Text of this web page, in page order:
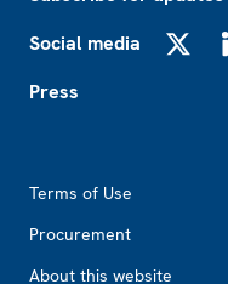
Social media
Press
Terms of Use
Procurement
About this website